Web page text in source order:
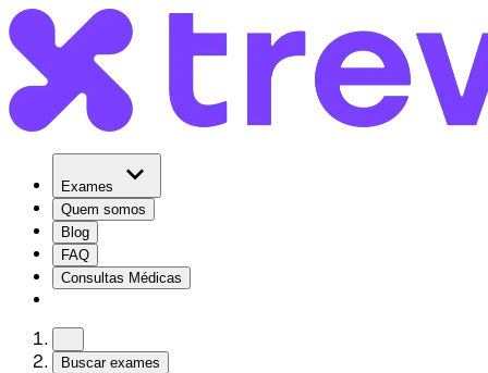
Exames
Quem somos
Blog
FAQ
Consultas Médicas
Buscar exames